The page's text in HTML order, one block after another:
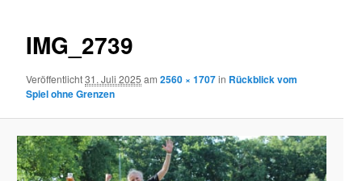
IMG_2739
Veröffentlicht31. Juli 2025 am2560 × 1707in Rückblick vom
Spiel ohne Grenzen